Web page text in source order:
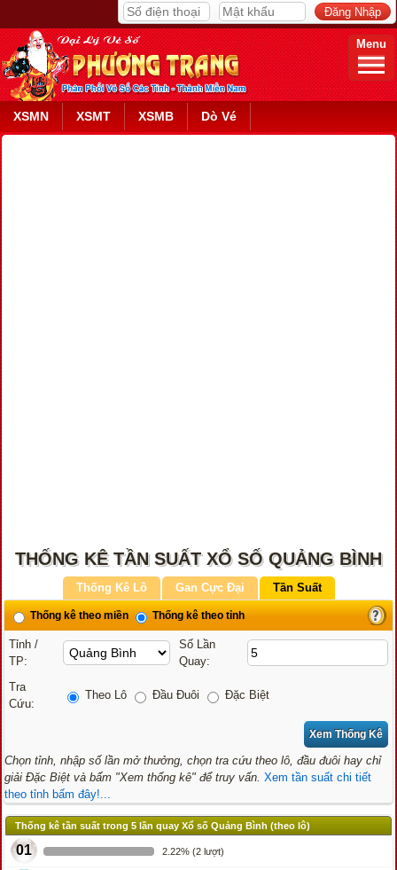
Menu
XSMN XSMT XSMB Dò Vé
THỐNG KÊ TẦN SUẤT XỔ SỐ QUẢNG BÌNH
Thống Kê Lô Gan Cực Đại Tần Suất
Thống kê theo miền Thống kê theo tỉnh
Tỉnh /
TP:
Số Lần
Quay:
Tra
Cứu:
Theo Lô Đầu Đuôi Đặc Biệt
Chọn tỉnh, nhập số lần mở thưởng, chọn tra cứu theo lô, đầu đuôi hay chỉ
giải Đặc Biệt và bấm "Xem thống kê" để truy vấn. Xem tần suất chi tiết
theo tỉnh bấm đây!...
Thống kê tần suất trong 5 lần quay Xổ số Quảng Bình (theo lô)
01 2.22% (2 lượt)